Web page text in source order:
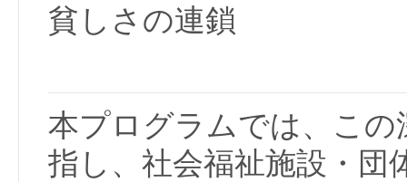
貧しさの連鎖
本プログラムでは、こ
指し、社会福祉施設・団